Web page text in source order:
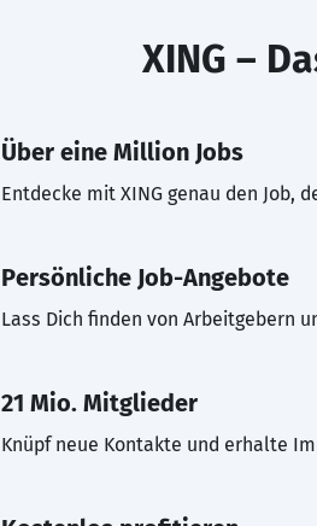
XING –
Über eine Million Jobs
Entdecke mit XING genau den Job,
Persönliche Job-Angebote
Lass Dich finden von Arbeitgebern
21 Mio. Mitglieder
Knüpf neue Kontakte und erhalte